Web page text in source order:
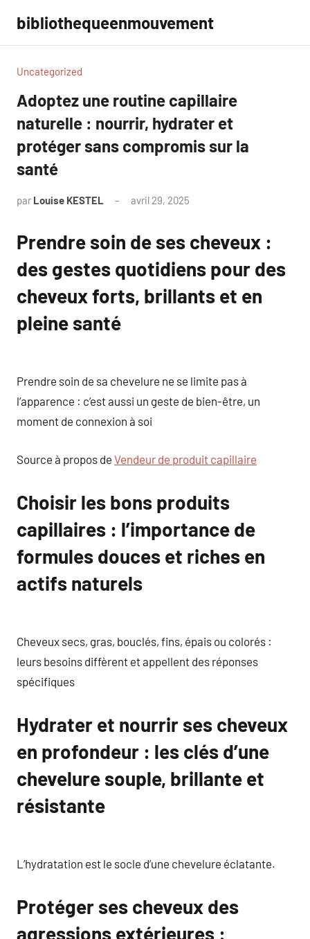
contenu
bibliothequeenmouvement
Uncategorized
Adoptez une routine capillaire
naturelle : nourrir, hydrater et
protéger sans compromis sur la
santé
par Louise KESTEL avril 29, 2025
Prendre soin de ses cheveux :
des gestes quotidiens pour des
cheveux forts, brillants et en
pleine santé
Prendre soin de sa chevelure ne se limite pas à
l’apparence : c’est aussi un geste de bien-être, un
moment de connexion à soi
Source à propos de Vendeur de produit capillaire
Choisir les bons produits
capillaires : l’importance de
formules douces et riches en
actifs naturels
Cheveux secs, gras, bouclés, fins, épais ou colorés :
leurs besoins diffèrent et appellent des réponses
spécifiques
Hydrater et nourrir ses cheveux
en profondeur : les clés d’une
chevelure souple, brillante et
résistante
L’hydratation est le socle d’une chevelure éclatante.
Protéger ses cheveux des
agressions extérieures :